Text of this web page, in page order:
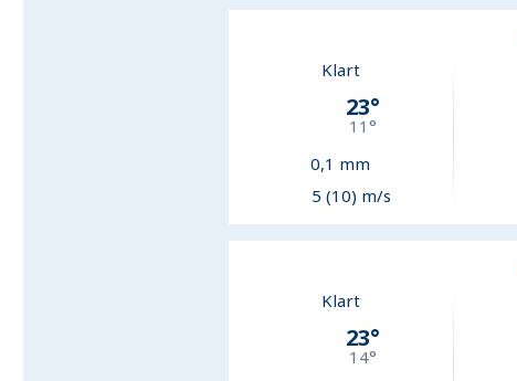
Klart
23°
11 °
0,1 mm
5 (10) m/s
Klart
23°
14°